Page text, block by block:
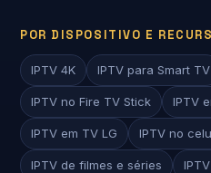
POR DISPOSITIVO E
IPTV 4K IPTV para Smart TV
IPTV no Fire TV Stick IPTV
IPTV em TV LG IPTV no
IPTV de filmes e séries